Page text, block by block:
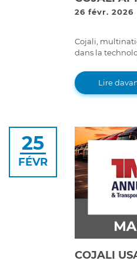
26 févr. 2026
Cojali,
dans la
Foro Movilidad
rendez-vous du
passagers au
Lire
25
FÉVR